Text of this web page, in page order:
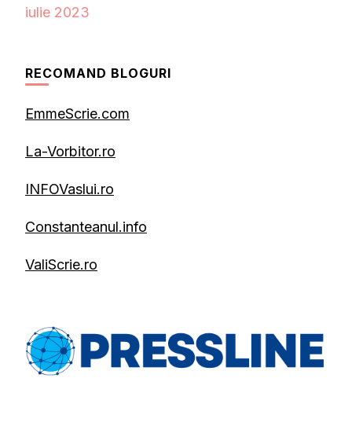
iulie 2023
RECOMAND BLOGURI
EmmeScrie.com
La-Vorbitor.ro
INFOVaslui.ro
Constanteanul.info
ValiScrie.ro